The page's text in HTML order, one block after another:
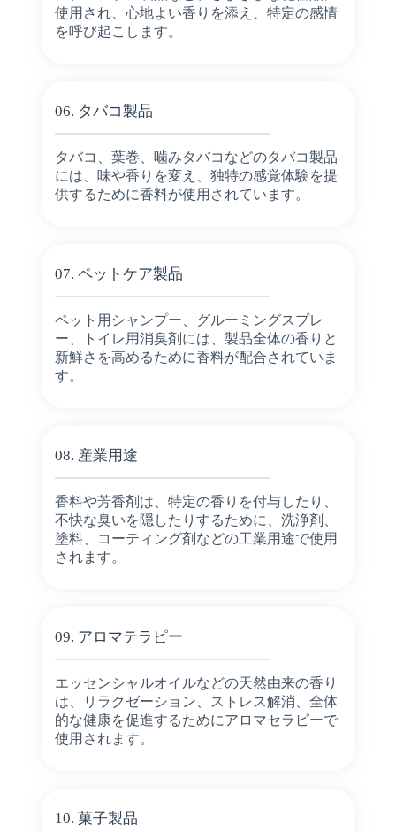
使用され、心地よい香りを添え、特定の感情
を呼び起こします。
06. タバコ製品
タバコ、葉巻、噛みタバコなどのタバコ製品
には、味や香りを変え、独特の感覚体験を提
供するために香料が使用されています。
07. ペットケア製品
ペット用シャンプー、グルーミングスプレ
ー、トイレ用消臭剤には、製品全体の香りと
新鮮さを高めるために香料が配合されていま
す。
08. 産業用途
香料や芳香剤は、特定の香りを付与したり、
不快な臭いを隠したりするために、洗浄剤、
塗料、コーティング剤などの工業用途で使用
されます。
09. アロマテラピー
エッセンシャルオイルなどの天然由来の香り
は、リラクゼーション、ストレス解消、全体
的な健康を促進するためにアロマセラピーで
使用されます。
10. 菓子製品